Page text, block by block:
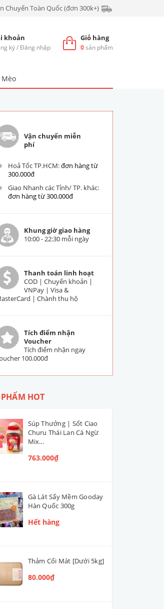
Chuyển Toàn Quốc (đơn 300k+)
Giỏ hàng
0sản phẩm
khoản
ký/Đăng nhập
Mèo
Vận chuyển miễn
phí
Hoả Tốc TP.HCM:đơn hàng từ
300.000đ
Giao Nhanh các Tỉnh/ TP. khác:
đơn hàng từ 300.000đ
Khung giờ giao hàng
10:00 - 22:30 mỗi ngày
Thanh toán linh hoạt
COD | Chuyển khoản |
VNPay | Visa &
| Chành thu hộ
Tích điểm nhận
Voucher
Tích điểm nhận ngay
100.000đ
Màu Trơn cho Cún
| Hamster | Thỏ
HOT
Súp Thưởng | Sốt Ciao
Churu Thái Lan Cá Ngừ
Mix...
763.000₫
Gà Lát Sấy Mềm Gooday
Hàn Quốc 300g
Hết hàng
Thảm Cối Mát [Dưới 5kg]
80.000₫